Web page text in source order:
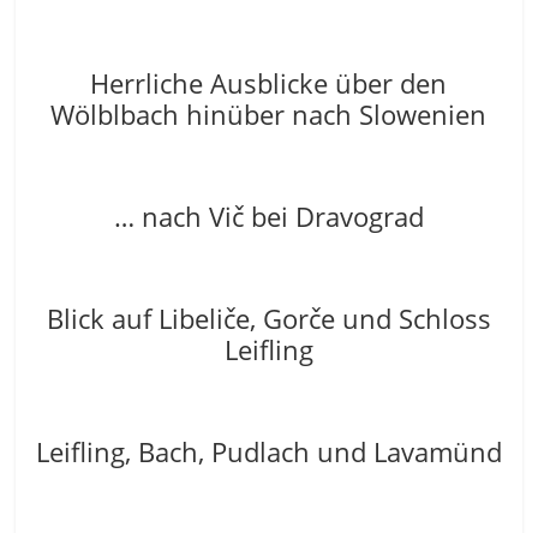
Herrliche Ausblicke über den
Wölblbach hinüber nach Slowenien
… nach Vič bei Dravograd
Blick auf Libeliče, Gorče und Schloss
Leifling
Leifling, Bach, Pudlach und Lavamünd